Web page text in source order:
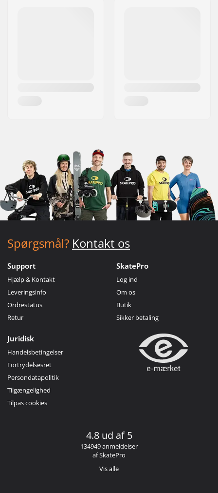
Spørgsmål? Kontakt os
Support
Hjælp & Kontakt
Leveringsinfo
Ordrestatus
Retur
SkatePro
Log ind
Om os
Butik
Sikker betaling
Juridisk
Handelsbetingelser
Fortrydelsesret
Persondatapolitik
Tilgængelighed
Tilpas cookies
4.8 ud af 5
134949 anmeldelser
af SkatePro
Vis alle